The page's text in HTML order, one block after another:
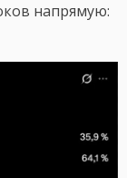
напрямую: